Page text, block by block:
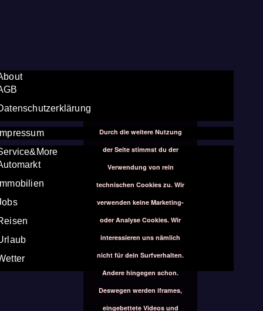
Durch die weitere Nutzung
der Seite stimmst du der
Verwendung von rein
technischen Cookies zu. Wir
verwenden keine Marketing-
oder Analyse Cookies. Wir
interessieren uns nämlich
nicht für dein Surfverhalten.
Andere hingegen schon.
Deswegen werden iframes,
eingebettete Videos und